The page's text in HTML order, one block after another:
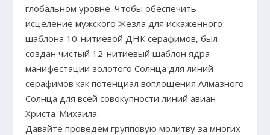
глобальном уровне. Чтобы обеспечить
исцеление мужского Жезла для искаженного
шаблона 10-нитиевой ДНК серафимов, был
создан чистый 12-нитиевый шаблон ядра
манифестации золотого Солнца для линий
серафимов как потенциал воплощения Алмазного
Солнца для всей совокупности линий авиан
Христа-Михаила.
Давайте проведем групповую молитву за многих